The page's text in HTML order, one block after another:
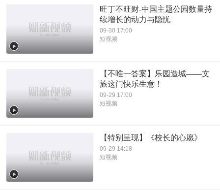
旺丁不旺财-中国主题公园数量持
续增长的动力与隐忧
09-30 17:00
短视频
【不唯一答案】乐园造城——文
旅这门快乐生意！
09-29 17:00
短视频
【特别呈现】《校长的心愿》
09-29 14:18
短视频